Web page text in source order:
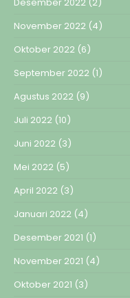
November 2022 (4)
Oktober 2022 (6)
September 2022 (1)
Agustus 2022 (9)
Juli 2022 (10)
Juni 2022 (3)
Mei 2022 (5)
April 2022 (3)
Januari 2022 (4)
Desember 2021 (1)
November 2021 (4)
Oktober 2021 (3)